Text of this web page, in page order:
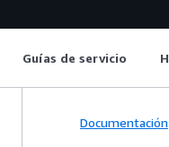
Guías de servicio
Documentación